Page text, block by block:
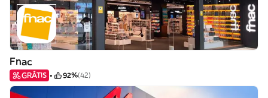
Fnac
GRÁTIS 92%(42)